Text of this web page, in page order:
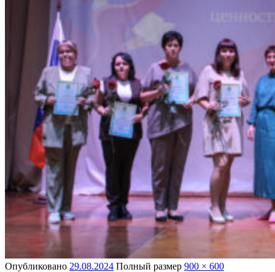
Опубликовано 29.08.2024 Полный размер 900 × 600